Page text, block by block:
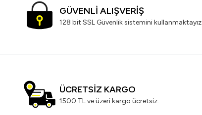
GÜVENLİ ALIŞVERİŞ
128 bit SSL Güvenlik sistemini kullanmaktayız
ÜCRETSİZ KARGO
1500 TL ve üzeri kargo ücretsiz.